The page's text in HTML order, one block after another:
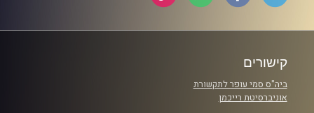
קישורים
ביה"ס סמי עופר לתקשורת
אוניברסיטת רייכמן